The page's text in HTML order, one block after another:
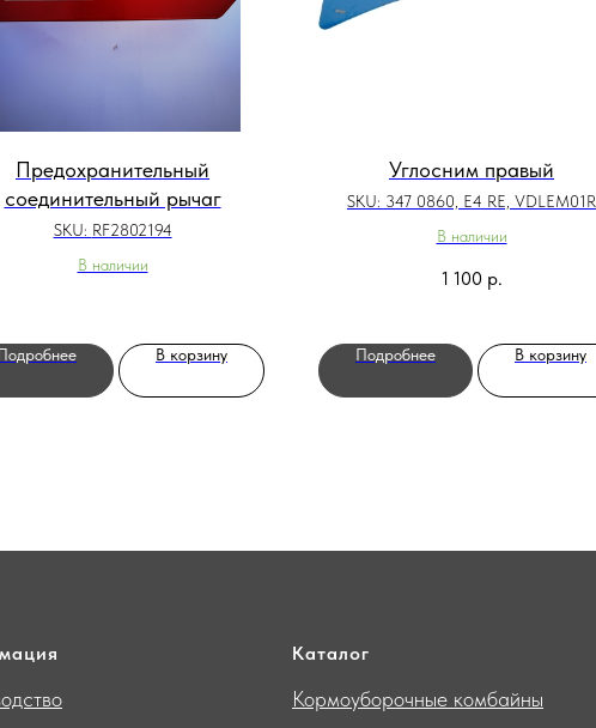
Предохранительный
соединительный рычаг
SKU: RF2802194
В наличии
В корзину
Углосним правый
SKU: 347 0860, E4 RE, VDLEM01R
В наличии
1 100 р.
Подробнее В корзину
Каталог
Кормоуборочные комбайны